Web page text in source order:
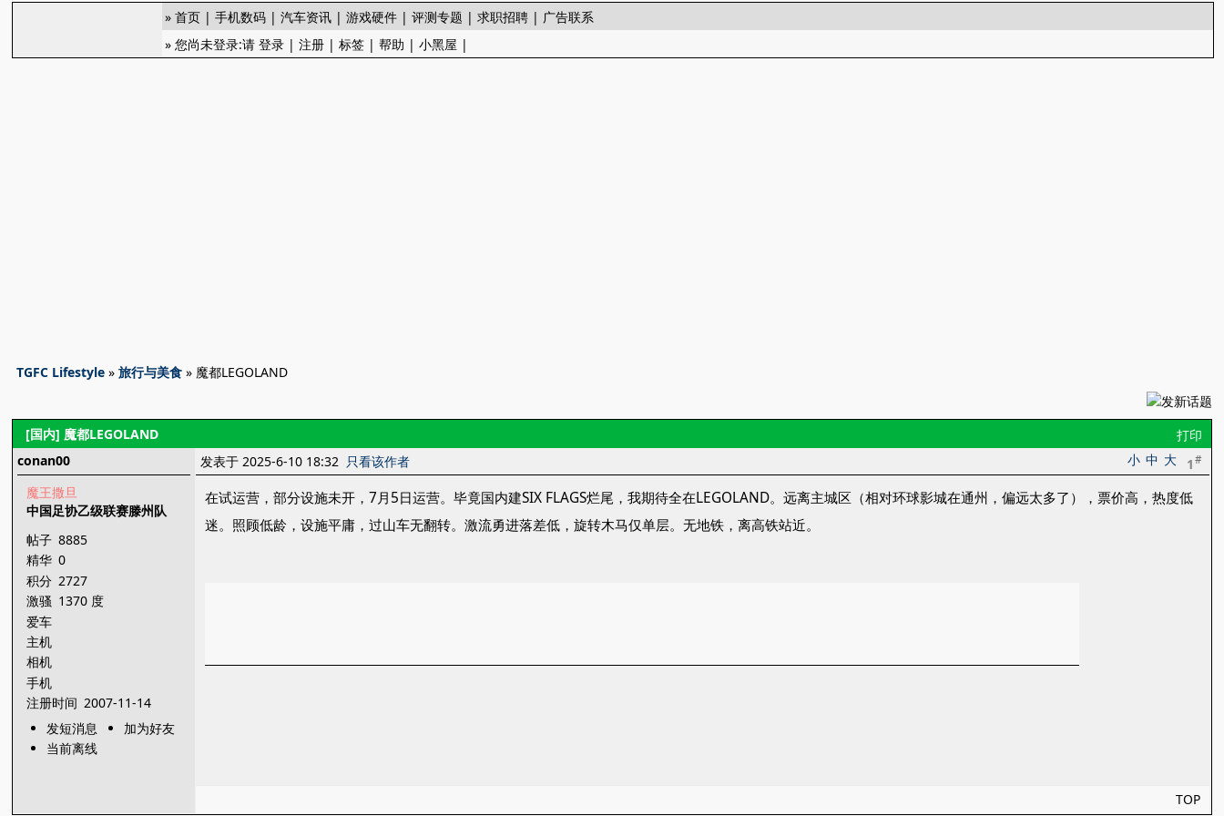
»首页 |手机数码 |汽车资讯 |游戏硬件 |评测专题 |求职招聘 | 广告联系
» 您尚未登录:请登录 |注册 |标签 |帮助 |小黑屋 |
TGFC Lifestyle »旅行与美食 » 魔都LEGOLAND
打印
[国内] 魔都LEGOLAND
conan00
魔王撒旦
中国足协乙级联赛滕州队
帖子 8885
精华 0
积分 2727
激骚 1370 度
爱车
主机
相机
手机
注册时间 2007-11-14
发短消息
加为好友
当前离线
1 #
大
中
小
发表于 2025-6-10 18:32 只看该作者
在试运营，部分设施未开，7月5日运营。毕竟国内建SIX FLAGS烂尾，我期待全在LEGOLAND。远离主城区（相对环球影城在通州，偏远太多了），票价高，热度低
迷。照顾低龄，设施平庸，过山车无翻转。激流勇进落差低，旋转木马仅单层。无地铁，离高铁站近。
TOP